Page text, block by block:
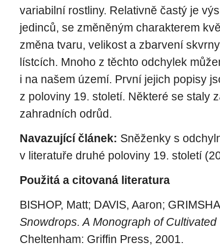
variabilní rostliny. Relativně častý je
jedinců, se změněným charakterem
změna tvaru, velikost a zbarvení
lístcích. Mnoho z těchto odchylek
i na našem území. První jejich popisy
z poloviny 19. století. Některé se staly
zahradních odrůd.
Navazující článek: Sněženky s
v literatuře druhé poloviny 19. století
Použitá a citovaná literatura
BISHOP, Matt; DAVIS, Aaron;
Snowdrops. A Monograph of
Cheltenham: Griffin Press, 2001.